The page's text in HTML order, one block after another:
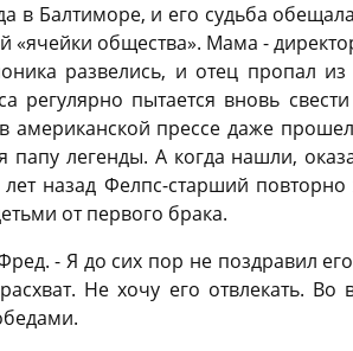
в Балтиморе, и его судьба
«ячейки общества». Мама -
развелись, и отец пропал
регулярно пытается вновь
прессе даже
папу легенды. А когда нашли,
назад Фелпс-старший
от первого брака.
- Я до сих пор не поздравил
Не хочу его отвлекать.